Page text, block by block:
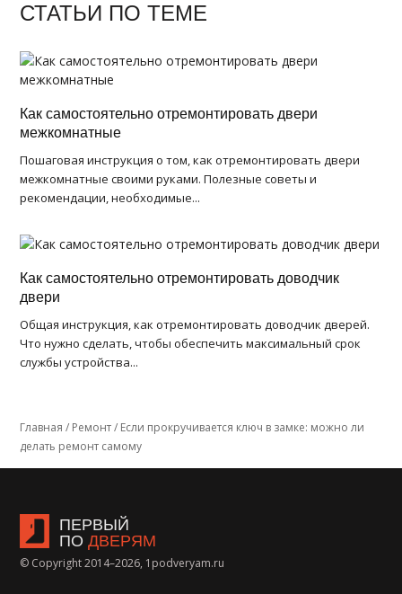
СТАТЬИ ПО ТЕМЕ
Как самостоятельно отремонтировать двери
межкомнатные
Пошаговая инструкция о том, как отремонтировать двери
межкомнатные своими руками. Полезные советы и
рекомендации, необходимые...
Как самостоятельно отремонтировать доводчик
двери
Общая инструкция, как отремонтировать доводчик дверей.
Что нужно сделать, чтобы обеспечить максимальный срок
службы устройства...
Главная / Ремонт / Если прокручивается ключ в замке: можно ли
делать ремонт самому
ПЕРВЫЙ
ПО ДВЕРЯМ
© Copyright 2014–2026, 1podveryam.ru